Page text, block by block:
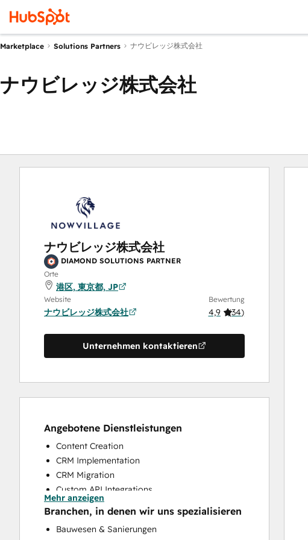
Marketplace Solutions Partners ナウビレッジ株式会社
ナウビレッジ株式会社
ナウビレッジ株式会社
DIAMOND SOLUTIONS PARTNER
Orte
港区, 東京都, JP
Website
ナウビレッジ株式会社
Bewertung
4,9 (34)
Unternehmen kontaktieren
Angebotene Dienstleistungen
Content Creation
CRM Implementation
CRM Migration
Custom API Integrations
Email Marketing
Full Inbound Marketing Services
HubSpot Onboarding
Mehr anzeigen
Branchen, in denen wir uns spezialisieren
Bauwesen & Sanierungen